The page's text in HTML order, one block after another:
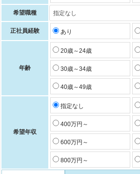
希望職種
正社員経験 あり
年齢
20歳～24歳
30歳～34歳
40歳～49歳
希望年収
指定なし
400万円～
600万円～
800万円～